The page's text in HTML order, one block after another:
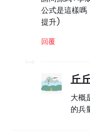
公式是這樣
提升)
回覆
丘
大概
的兵